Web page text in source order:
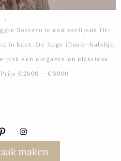
Sottero is een verfijnde fit-
in kant. De hoge illusie-halslijn
jurk een elegante en klassieke
€2800 – €3000
maken